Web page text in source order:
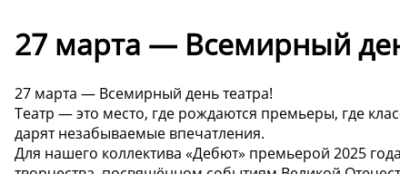
27 марта — Всемирный
27 марта — Всемирный день театра!
Театр — это место, где рождаются премьеры, где
дарят незабываемые впечатления.
Для нашего коллектива «Дебют» премьерой 2025